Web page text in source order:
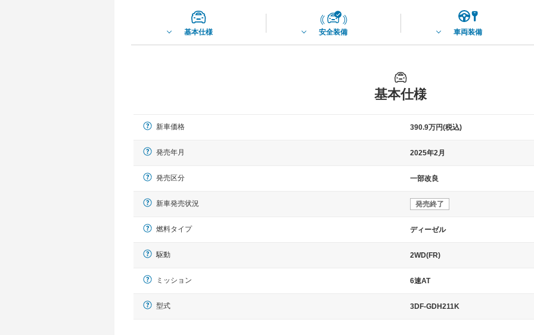
基本仕様 安全装備 車両装備
基本仕様
新車価格 390.9万円(税込)
発売年月 2025年2月
発売区分 一部改良
新車発売状況 発売終了
燃料タイプ ディーゼル
駆動 2WD(FR)
ミッション 6速AT
型式 3DF-GDH211K